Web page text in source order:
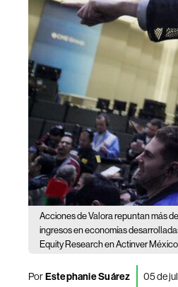
Acciones de Valora repuntan más
ingresos en economías
Equity Research en Actinver
PorEstephanie Suárez 05 de